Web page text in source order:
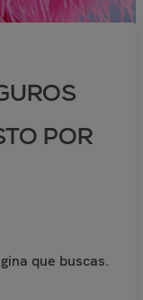
POR
que buscas.